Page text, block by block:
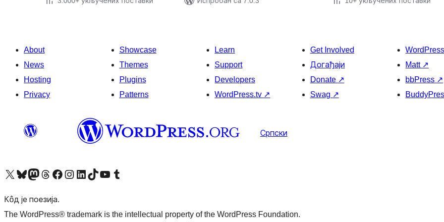
About
News
Hosting
Privacy
Showcase
Themes
Plugins
Patterns
Learn
Support
Developers
WordPress.tv ↗
Get Involved
Догађаји
Donate ↗
Swag ↗
Matt ↗
bbPress ↗
Српски
Visit our X (formerly Twitter) account
Посетите наш Bluesky налог
Visit our Mastodon account
Посетите наш налог на Threads-у Visit our Facebook pageПосетите наш Инстаграм налог
Visit our LinkedIn account
Посетите наш TikTok налог
Visit our YouTube channel
Посетите наш Tumblr налог
Кôд је поезија.
The WordPress® trademark is the intellectual property of the WordPress Foundation.